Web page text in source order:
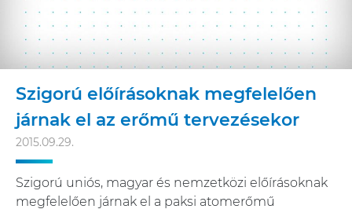
Szigorú előírásoknak megfelelően
járnak el az erőmű tervezésekor
2015.09.29.
Szigorú uniós, magyar és nemzetközi előírásoknak
megfelelően járnak el a paksi atomerőmű